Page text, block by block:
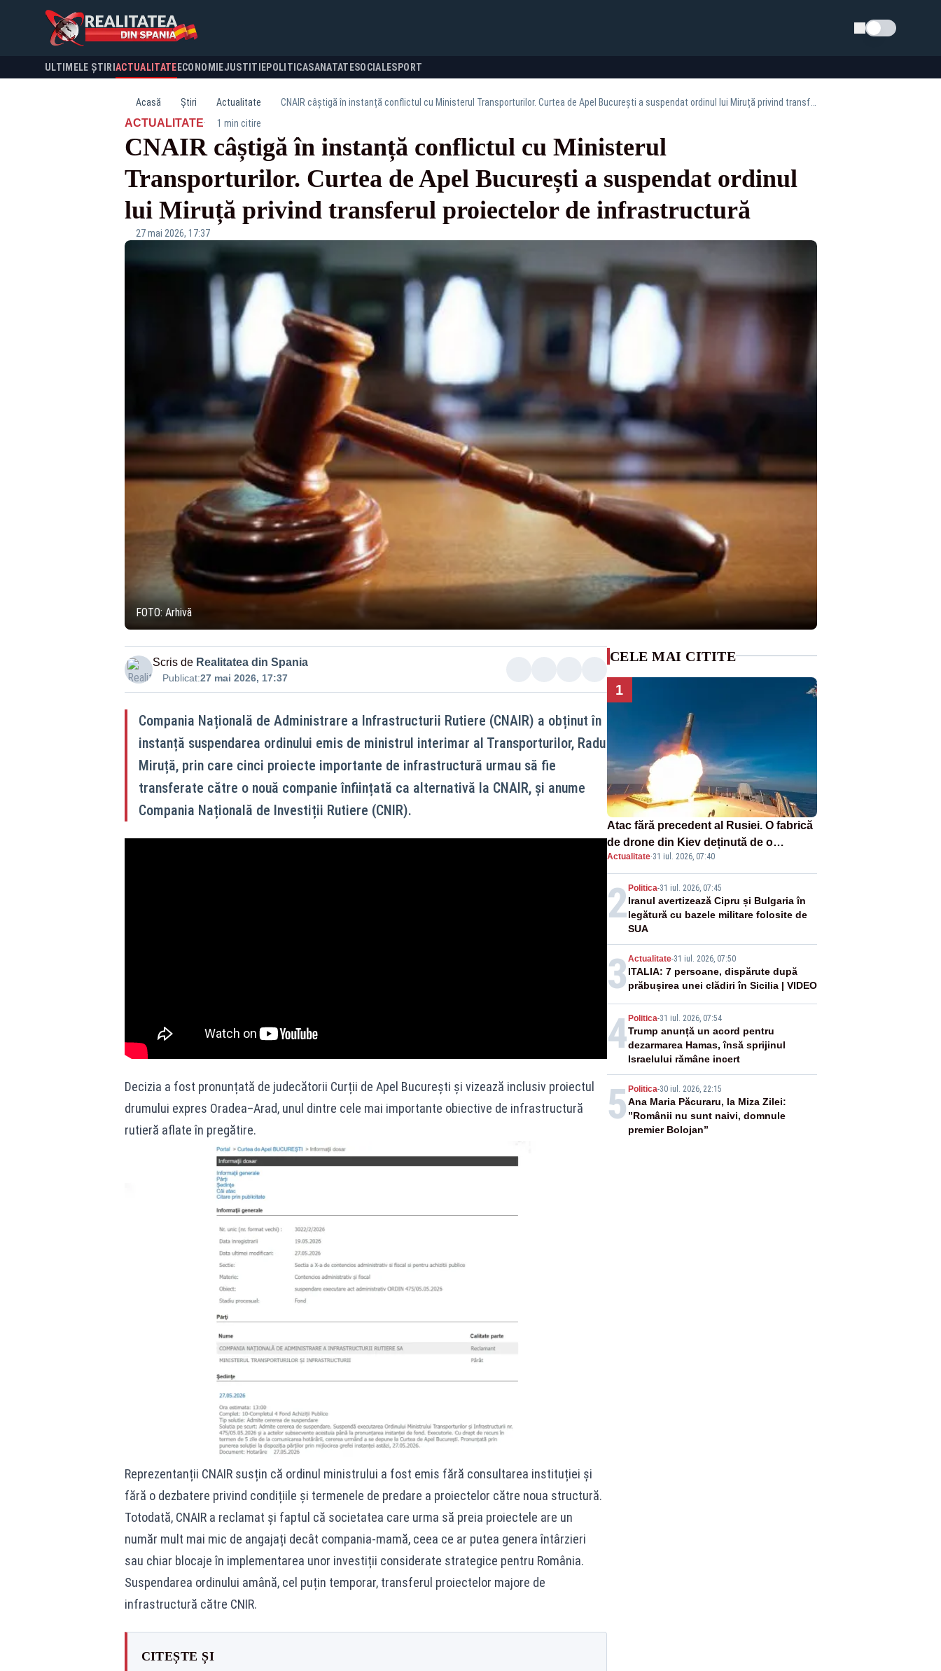
Schimba tema
ULTIMELE ȘTIRI ACTUALITATE ECONOMIEJUSTITIEPOLITICASANATATESOCIALESPORT
Acasă Știri Actualitate
ACTUALITATE· 1 min citire
CNAIR câștigă în instanță conflictul cu Ministerul
Transporturilor. Curtea de Apel București a suspendat ordinul
lui Miruță privind transferul proiectelor de infrastructură
27 mai 2026, 17:37
FOTO: Arhivă
Scris de Realitatea din Spania
Publicat:27 mai 2026, 17:37
Compania Națională de Administrare a Infrastructurii Rutiere (CNAIR) a obținut în
instanță suspendarea ordinului emis de ministrul interimar al Transporturilor, Radu
Miruță, prin care cinci proiecte importante de infrastructură urmau să fie
transferate către o nouă companie înființată ca alternativă la CNAIR, și anume
Compania Națională de Investiții Rutiere (CNIR).
Decizia a fost pronunțată de judecătorii Curții de Apel București și vizează inclusiv proiectul
drumului expres Oradea–Arad, unul dintre cele mai importante obiective de infrastructură
rutieră aflate în pregătire.
Reprezentanții CNAIR susțin că ordinul ministrului a fost emis fără consultarea instituției și
fără o dezbatere privind condițiile și termenele de predare a proiectelor către noua structură.
Totodată, CNAIR a reclamat și faptul că societatea care urma să preia proiectele are un
număr mult mai mic de angajați decât compania-mamă, ceea ce ar putea genera întârzieri
sau chiar blocaje în implementarea unor investiții considerate strategice pentru România.
Suspendarea ordinului amână, cel puțin temporar, transferul proiectelor majore de
infrastructură către CNIR.
CITEȘTE ȘI
CELE MAI CITITE
1
Atac fără precedent al Rusiei. O fabrică
de drone din Kiev deținută de o
companie americană, distrusă de o
rachetă rusească
Actualitate·31 iul. 2026, 07:40
2Politica-31 iul. 2026, 07:45
Iranul avertizează Cipru și Bulgaria în
legătură cu bazele militare folosite de
SUA
3 Actualitate-31 iul. 2026, 07:50
ITALIA: 7 persoane, dispărute după
prăbușirea unei clădiri în Sicilia | VIDEO
4Politica-31 iul. 2026, 07:54
Trump anunță un acord pentru
dezarmarea Hamas, însă sprijinul
Israelului rămâne incert
5 Politica-30 iul. 2026, 22:15
Ana Maria Păcuraru, la Miza Zilei:
”Românii nu sunt naivi, domnule
premier Bolojan”